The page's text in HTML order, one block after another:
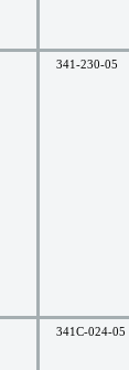
341-230-05
341C-024-05